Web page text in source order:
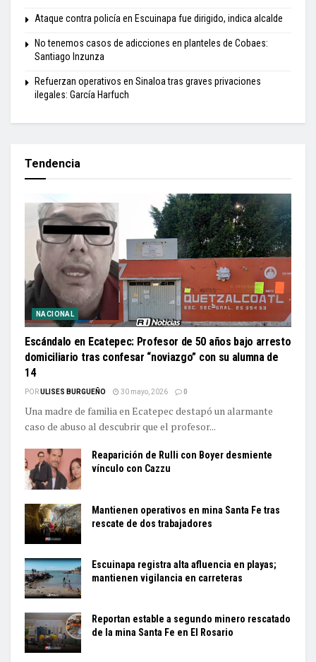
Ataque contra policía en Escuinapa fue dirigido, indica alcalde
No tenemos casos de adicciones en planteles de Cobaes:
Santiago Inzunza
Refuerzan operativos en Sinaloa tras graves privaciones
ilegales: García Harfuch
Tendencia
NACIONAL
Escándalo en Ecatepec: Profesor de 50 años bajo arresto
domiciliario tras confesar “noviazgo” con su alumna de
14
PORULISES BURGUEÑO 30 mayo, 2026 0
Una madre de familia en Ecatepec destapó un alarmante
caso de abuso al descubrir que el profesor...
Reaparición de Rulli con Boyer desmiente
vínculo con Cazzu
Mantienen operativos en mina Santa Fe tras
rescate de dos trabajadores
Escuinapa registra alta afluencia en playas;
mantienen vigilancia en carreteras
Reportan estable a segundo minero rescatado
de la mina Santa Fe en El Rosario